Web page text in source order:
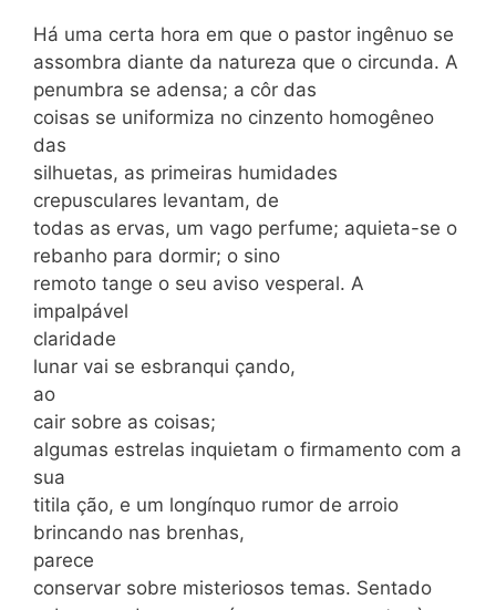
Há uma certa hora em que o pastor ingênuo se
assombra diante da natureza que o circunda. A
penumbra se adensa; a côr das
coisas se uniformiza no cinzento homogêneo
das
silhuetas, as primeiras humidades
crepusculares levantam, de
todas as ervas, um vago perfume; aquieta-se o
rebanho para dormir; o sino
remoto tange o seu aviso vesperal. A
impalpável
claridade
lunar vai se esbranqui çando,
ao
cair sobre as coisas;
algumas estrelas inquietam o firmamento com a
sua
titila ção, e um longínquo rumor de arroio
brincando nas brenhas,
parece
conservar sobre misteriosos temas. Sentado